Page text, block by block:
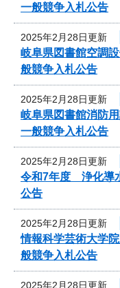
一般競争入札公告
2025年2月28日更新
岐阜県図書館空調
般競争入札公告
2025年2月28日更新
岐阜県図書館消防
一般競争入札公告
2025年2月28日更新
令和7年度 浄化導
公告
2025年2月28日更新
情報科学芸術大学
般競争入札公告
2025年2月28日更新